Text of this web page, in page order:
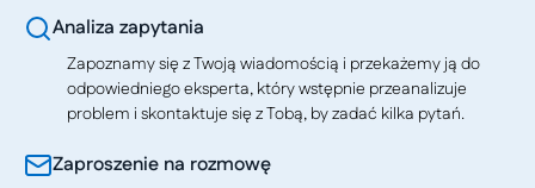
Analiza zapytania
Zapoznamy się z Twoją wiadomością i przekażemy ją do
odpowiedniego eksperta, który wstępnie przeanalizuje
problem i skontaktuje się z Tobą, by zadać kilka pytań.
Zaproszenie na rozmowę